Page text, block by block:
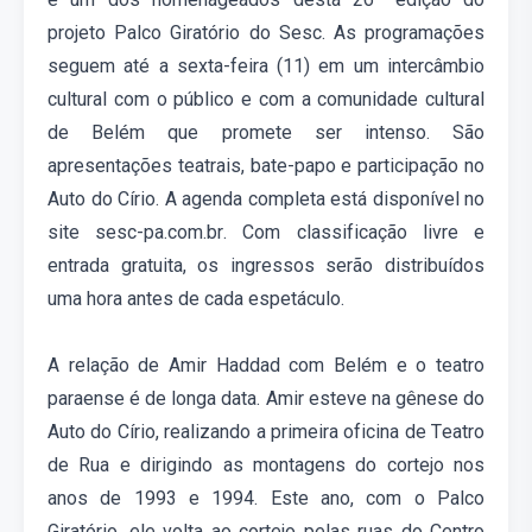
projeto Palco Giratório do Sesc. As programações
seguem até a sexta-feira (11) em um intercâmbio
cultural com o público e com a comunidade cultural
de Belémque promete ser intenso. São
apresentações teatrais, bate-papo e participação no
Auto do Círio. A agenda completa está disponível no
site sesc-pa.com.br. Com classificação livre e
entrada gratuita, os ingressos serão distribuídos
uma hora antes de cada espetáculo.
A relação de Amir Haddad com Belém e o teatro
paraense é de longa data. Amir esteve na gênese do
Auto do Círio, realizando a primeira oficina de Teatro
de Rua e dirigindo as montagens do cortejo nos
anos de 1993 e 1994. Este ano, com o Palco